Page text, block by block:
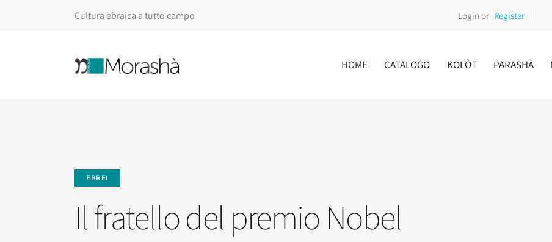
Cultura ebraica a tutto campo Login or Register
HOME CATALOGO KOLÒT PARASHÀ
EBREI
Il fratello del premio Nobel